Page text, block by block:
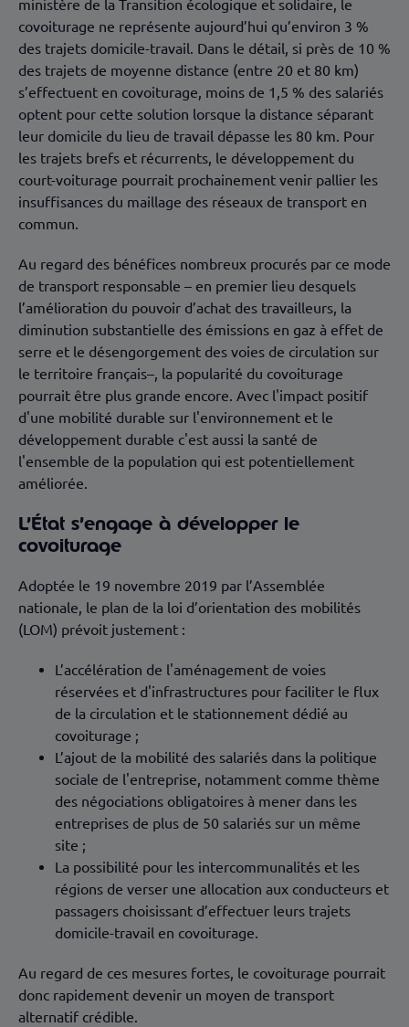
ministère de la Transition écologique et solidaire, le
covoiturage ne représente aujourd’hui qu’environ 3 %
des trajets domicile-travail. Dans le détail, si près de 10 %
des trajets de moyenne distance (entre 20 et 80 km)
s’effectuent en covoiturage, moins de 1,5 % des salariés
optent pour cette solution lorsque la distance séparant
leur domicile du lieu de travail dépasse les 80 km. Pour
les trajets brefs et récurrents, le développement du
court-voiturage pourrait prochainement venir pallier les
insuffisances du maillage des réseaux de transport en
commun.
Au regard des bénéfices nombreux procurés par ce mode
de transport responsable – en premier lieu desquels
l’amélioration du pouvoir d’achat des travailleurs, la
diminution substantielle des émissions en gaz à effet de
serre et le désengorgement des voies de circulation sur
le territoire français–, la popularité du covoiturage
pourrait être plus grande encore. Avec l'impact positif
d'une mobilité durable sur l'environnement et le
développement durable c'est aussi la santé de
l'ensemble de la population qui est potentiellement
améliorée.
L’État s’engage à développer le
covoiturage
Adoptée le 19 novembre 2019 par l’Assemblée
nationale, le plan de la loi d’orientation des mobilités
(LOM) prévoit justement :
L’accélération de l'aménagement de voies
réservées et d'infrastructures pour faciliter le flux
de la circulation et le stationnement dédié au
covoiturage ;
L’ajout de la mobilité des salariés dans la politique
sociale de l'entreprise, notamment comme thème
des négociations obligatoires à mener dans les
entreprises de plus de 50 salariés sur un même
site ;
La possibilité pour les intercommunalités et les
régions de verser une allocation aux conducteurs et
passagers choisissant d’effectuer leurs trajets
domicile-travail en covoiturage.
Au regard de ces mesures fortes, le covoiturage pourrait
donc rapidement devenir un moyen de transport
alternatif crédible.